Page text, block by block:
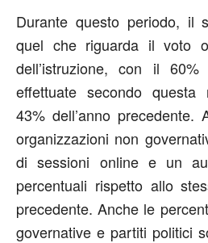
Durante questo periodo, il
quel che riguarda il voto
dell’istruzione, con il
effettuate secondo questa
43% dell’anno
organizzazioni non
di sessioni online e un
percentuali rispetto allo
precedente. Anche le
governative e partiti politici